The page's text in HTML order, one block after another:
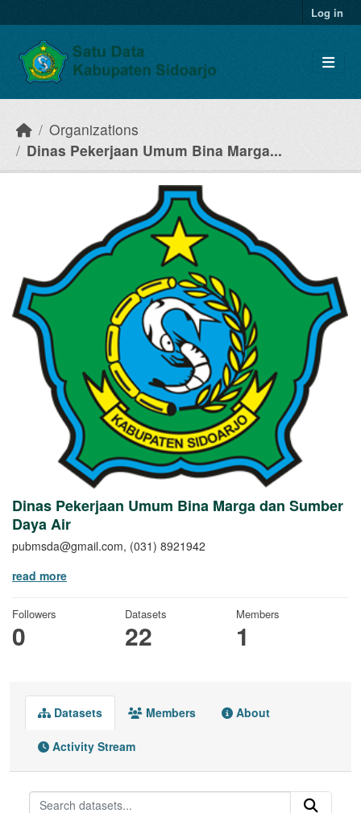
Log in
Organizations
Dinas Pekerjaan Umum Bina Marga...
Dinas Pekerjaan Umum Bina Marga dan Sumber
Daya Air
pubmsda@gmail.com, (031) 8921942
read more
Followers
0
Datasets
22
Members
1
Datasets Members About
Activity Stream